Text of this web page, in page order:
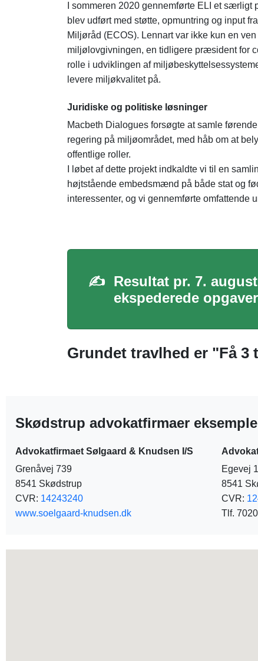
I sommeren 2020 gennemførte ELI et
blev udført med støtte, opmuntring og input
Miljøråd (ECOS). Lennart var ikke kun en
miljølovgivningen, en tidligere præsident for
rolle i udviklingen af
levere miljøkvalitet på.
Juridiske og politiske løsninger
Macbeth Dialogues forsøgte at samle
regering på miljøområdet, med håb om at
offentlige roller.
I løbet af dette projekt indkaldte vi til en
højtstående embedsmænd på både stat og
interessenter, og vi gennemførte omfattende
✍️ Resultat pr. 7.
ekspederede
Grundet travlhed er "Få
Skødstrup advokatfirmaer
Advokatfirmaet Sølgaard & Knudsen I/S
Grenåvej 739
8541 Skødstrup
CVR: 14243240
www.soelgaard-knudsen.dk
Egevej
8541
CVR:
Tlf.